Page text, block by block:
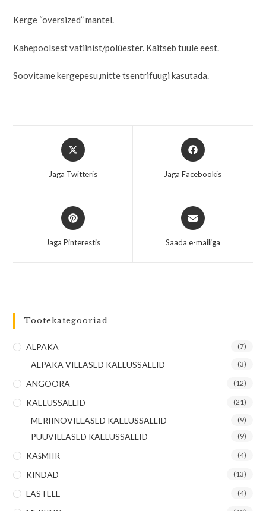
Kerge “oversized” mantel.
Kahepoolsest vatiinist/polüester. Kaitseb tuule eest.
Soovitame kergepesu,mitte tsentrifuugi kasutada.
Jaga Twitteris Jaga Facebookis
Jaga Pinterestis Saada e-mailiga
Tootekategooriad
ALPAKA (7)
ALPAKA VILLASED KAELUSSALLID (3)
ANGOORA (12)
KAELUSSALLID (21)
MERIINOVILLASED KAELUSSALLID (9)
PUUVILLASED KAELUSSALLID (9)
KAšMIIR (4)
KINDAD (13)
LASTELE (4)